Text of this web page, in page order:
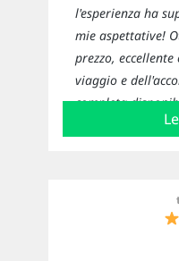
l'esperienza ha
mie aspettative!
prezzo,
viaggio e
completa
curiosità e